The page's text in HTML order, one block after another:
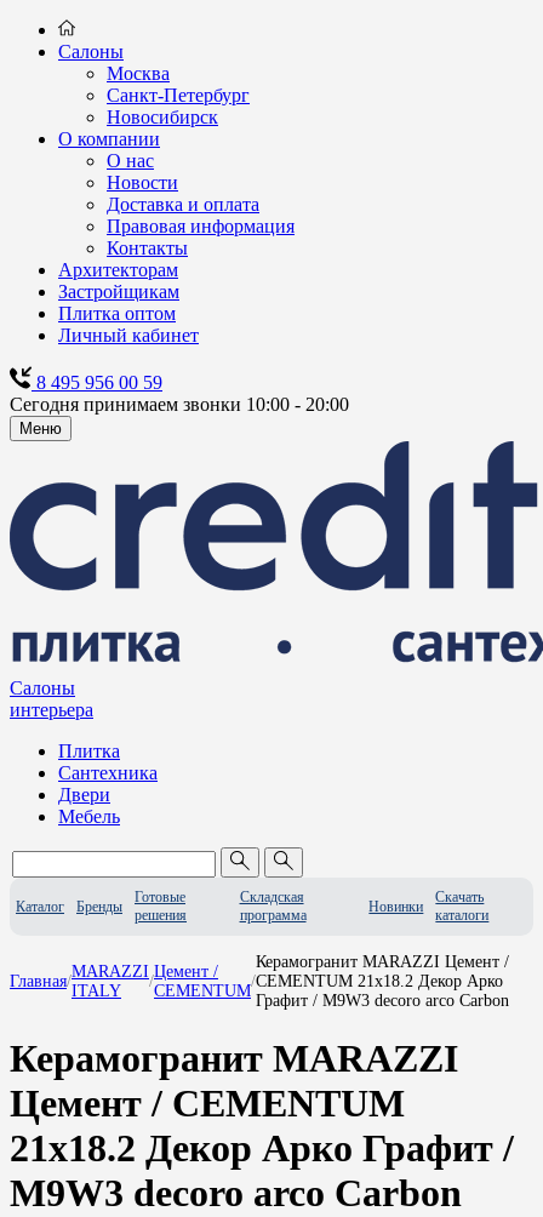
Салоны
Москва
Санкт-Петербург
Новосибирск
О компании
О нас
Новости
Доставка и оплата
Правовая информация
Контакты
Архитекторам
Застройщикам
Плитка оптом
Личный кабинет
8 495 956 00 59
Сегодня принимаем звонки 10:00 - 20:00
Меню
Салоны
интерьера
Плитка
Сантехника
Двери
Мебель
Каталог Бренды
Готовые
решения
Складская
программа
Новинки
Скачать
каталоги
Главная/
MARAZZI
ITALY
/
Цемент /
CEMENTUM
/
Керамогранит MARAZZI Цемент /
CEMENTUM 21x18.2 Декор Арко
Графит / M9W3 decoro arco Carbon
Керамогранит MARAZZI
Цемент / CEMENTUM
21x18.2 Декор Арко Графит /
M9W3 decoro arco Carbon